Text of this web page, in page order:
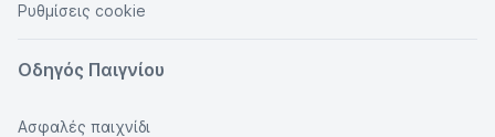
Ρυθμίσεις cookie
Οδηγός Παιγνίου
Ασφαλές παιχνίδι